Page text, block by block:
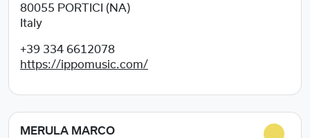
80055 PORTICI (NA)
Italy
+39 334 6612078
https://ippomusic.com/
MERULA MARCO